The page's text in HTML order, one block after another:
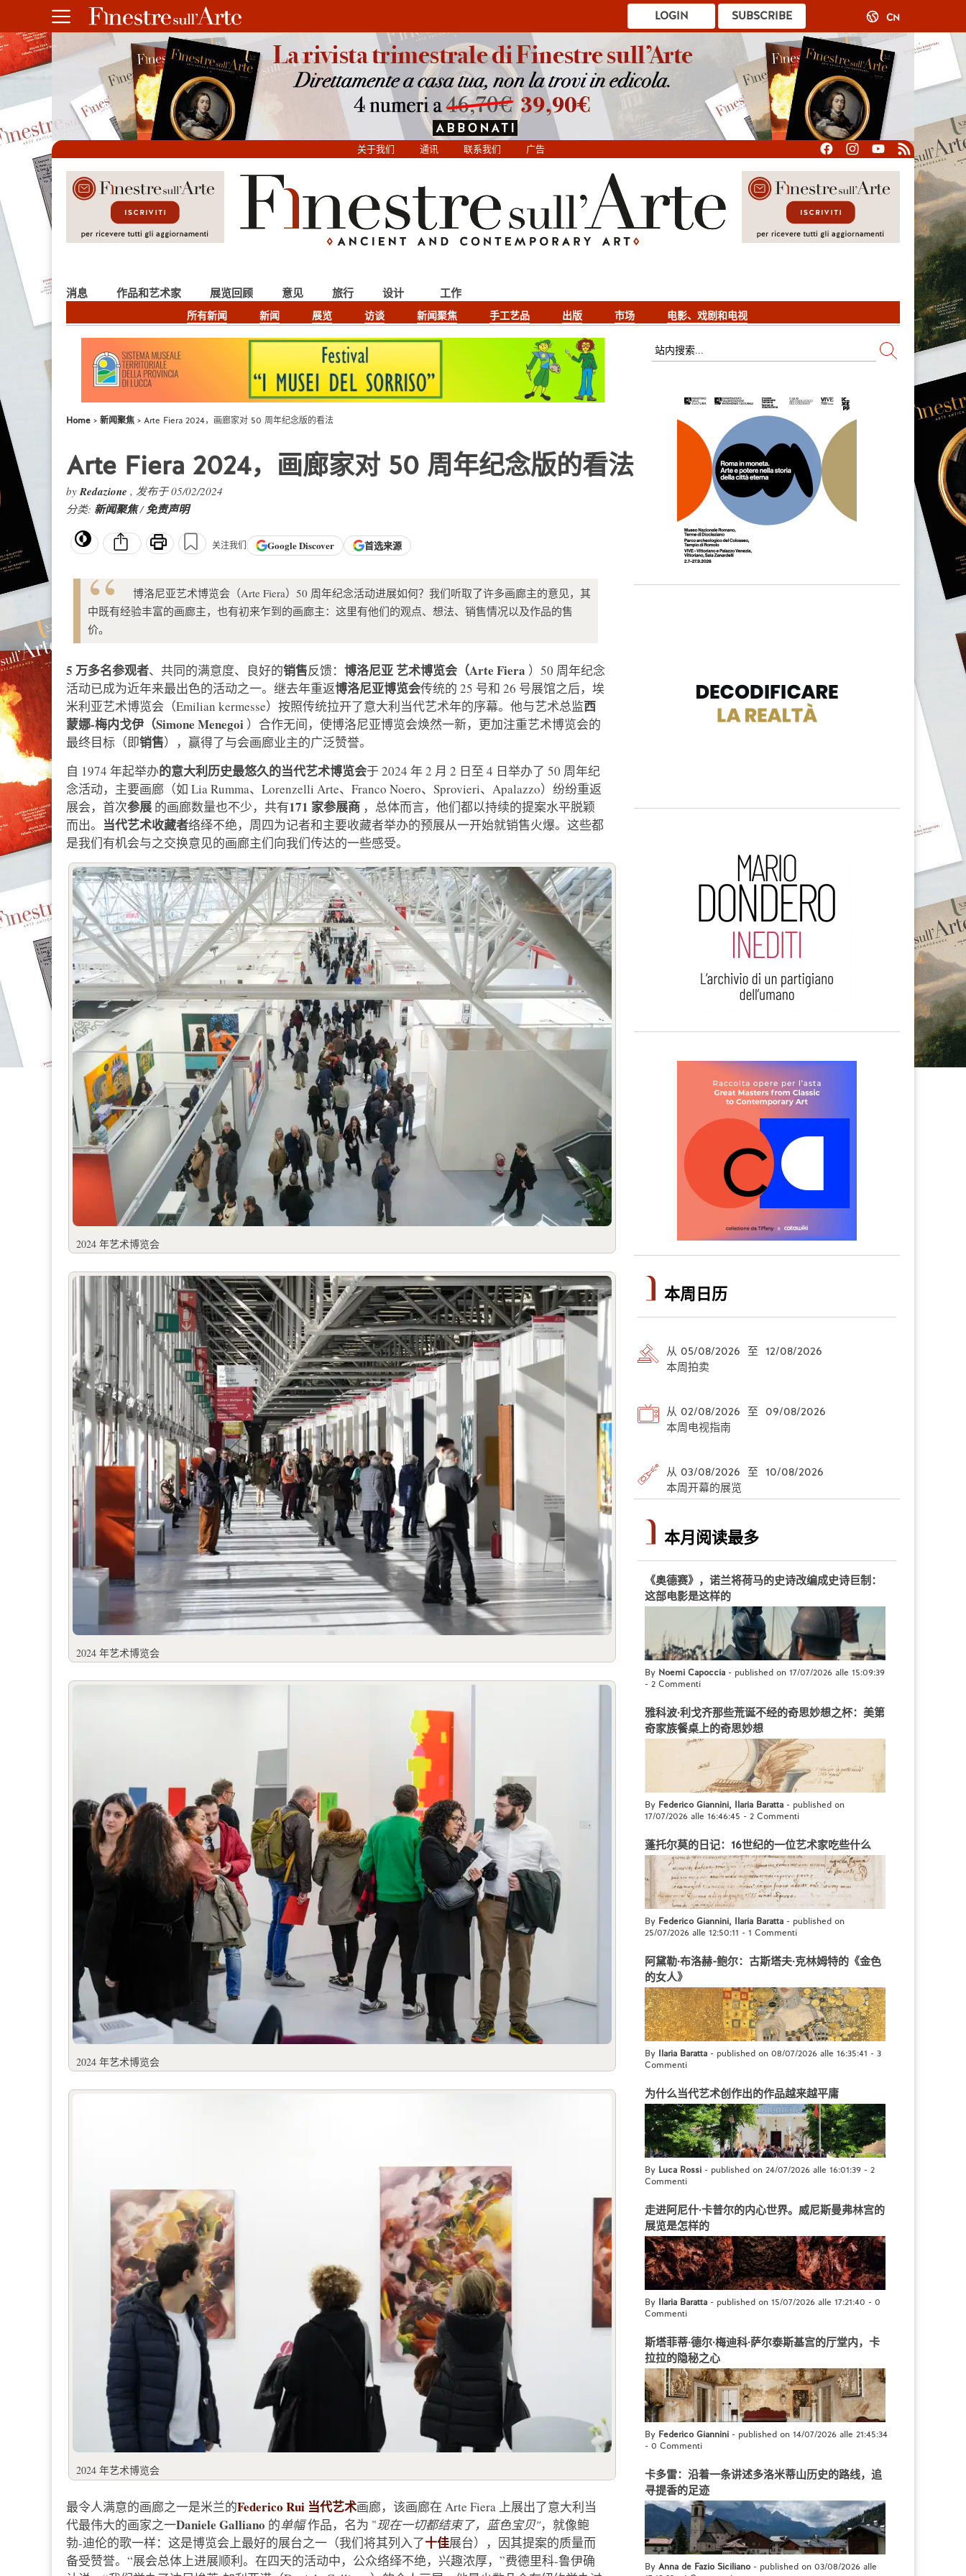
SUBSCRIBE
LOGIN CN
关于我们 通讯 联系我们 广告
消息
所有新闻 新闻 展览 访谈 新闻聚焦 手工艺品 出版 市场 电影、戏剧和电视
作品和艺术家 展览回顾 意见 旅行 设计 工作
Home 新闻聚焦 Arte Fiera 2024，画廊家对 50 周年纪念版的看法
Arte Fiera 2024，画廊家对 50 周年纪念版的看法
byRedazione , 发布于 05/02/2024
分类: 新闻聚焦/免责声明
关注我们 GoogleDiscover 首选来源
博洛尼亚艺术博览会（Arte Fiera）50 周年纪念活动进展如何？我们听取了许多画廊主的意见，其
中既有经验丰富的画廊主，也有初来乍到的画廊主：这里有他们的观点、想法、销售情况以及作品的售
价。
5 万多名参观者、共同的满意度、良好的销售反馈： 博洛尼亚 艺术博览会（Arte Fiera ）50 周年纪念
活动已成为近年来最出色的活动之一。继去年重返博洛尼亚博览会传统的 25 号和 26 号展馆之后，埃
米利亚艺术博览会（Emilian kermesse）按照传统拉开了意大利当代艺术年的序幕。他与艺术总监西
蒙娜-梅内戈伊（Simone Menegoi ）合作无间，使博洛尼亚博览会焕然一新，更加注重艺术博览会的
最终目标（即销售），赢得了与会画廊业主的广泛赞誉。
自 1974 年起举办的意大利历史最悠久的当代艺术博览会于 2024 年 2 月 2 日至 4 日举办了 50 周年纪
念活动，主要画廊（如 Lia Rumma、Lorenzelli Arte、Franco Noero、Sprovieri、Apalazzo）纷纷重返
展会，首次参展 的画廊数量也不少，共有171 家参展商 ，总体而言，他们都以持续的提案水平脱颖
而出。 当代艺术收藏者络绎不绝，周四为记者和主要收藏者举办的预展从一开始就销售火爆。这些都
是我们有机会与之交换意见的画廊主们向我们传达的一些感受。
2024 年艺术博览会
2024 年艺术博览会
2024 年艺术博览会
2024 年艺术博览会
最令人满意的画廊之一是米兰的Federico Rui 当代艺术画廊，该画廊在 Arte Fiera 上展出了意大利当
代最伟大的画家之一Daniele Galliano 的单幅作品，名为 "现在一切都结束了，蓝色宝贝"，就像鲍
勃-迪伦的歌一样：这是博览会上最好的展台之一（我们将其列入了十佳展台），因其提案的质量而
备受赞誉。“展会总体上进展顺利。在四天的活动中，公众络绎不绝，兴趣浓厚，”费德里科-鲁伊确
本周日历
从 05/08/2026 至 12/08/2026
本周拍卖
从 02/08/2026 至 09/08/2026
本周电视指南
从 03/08/2026 至 10/08/2026
本周开幕的展览
本月阅读最多
《奥德赛》，诺兰将荷马的史诗改编成史诗巨制：
这部电影是这样的
By Noemi Capoccia - published on 17/07/2026 alle 15:09:39
- 2 Commenti
雅科波·利戈齐那些荒诞不经的奇思妙想之杯：美第
奇家族餐桌上的奇思妙想
By Federico Giannini, Ilaria Baratta - published on
17/07/2026 alle 16:46:45 - 2 Commenti
蓬托尔莫的日记：16世纪的一位艺术家吃些什么
By Federico Giannini, Ilaria Baratta - published on
25/07/2026 alle 12:50:11 - 1 Commenti
阿黛勒·布洛赫-鲍尔：古斯塔夫·克林姆特的《金色
的女人》
By Ilaria Baratta - published on 08/07/2026 alle 16:35:41 - 3
Commenti
为什么当代艺术创作出的作品越来越平庸
By Luca Rossi - published on 24/07/2026 alle 16:01:39 - 2
Commenti
走进阿尼什·卡普尔的内心世界。威尼斯曼弗林宫的
展览是怎样的
By Ilaria Baratta - published on 15/07/2026 alle 17:21:40 - 0
Commenti
斯塔菲蒂·德尔·梅迪科·萨尔泰斯基宫的厅堂内，卡
拉拉的隐秘之心
By Federico Giannini - published on 14/07/2026 alle 21:45:34
- 0 Commenti
卡多雷：沿着一条讲述多洛米蒂山历史的路线，追
寻提香的足迹
By Anna de Fazio Siciliano- published on 03/08/2026 alle